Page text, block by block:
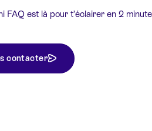
FAQ est là pour t’éclairer en 2
contacter